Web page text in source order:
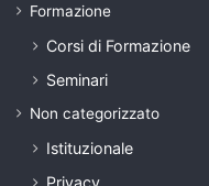
Formazione
Corsi di Formazione
Seminari
Non categorizzato
Istituzionale
Privacy